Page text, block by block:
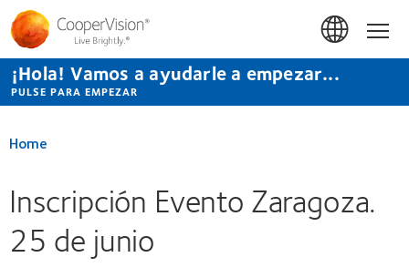
Pasar
contenido
principal
¡Hola! Vamos a ayudarle a empezar...
PULSE PARA EMPEZAR
Home
Inscripción Evento Zaragoza.
25 de junio